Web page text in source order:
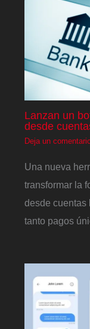
Lanzan un
desde
Deja un
Una nueva
transformar la
desde cuentas
tanto pagos